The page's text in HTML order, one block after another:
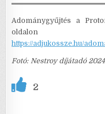
Adománygyűjtés a
oldalon
https://adjukossze.hu/
Fotó: Nestroy díjátadó
2